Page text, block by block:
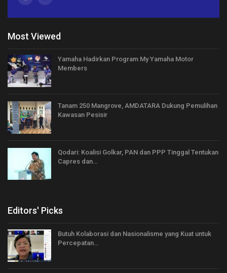
Most Viewed
Yamaha Hadirkan Program My Yamaha Motor
Members
Tanam 250 Mangrove, AMDATARA Dukung Pemulihan
Kawasan Pesisir
Qodari: Koalisi Golkar, PAN dan PPP Tinggal Tentukan
Capres dan…
Editors' Picks
Butuh Kolaborasi dan Nasionalisme yang Kuat untuk
Percepatan…